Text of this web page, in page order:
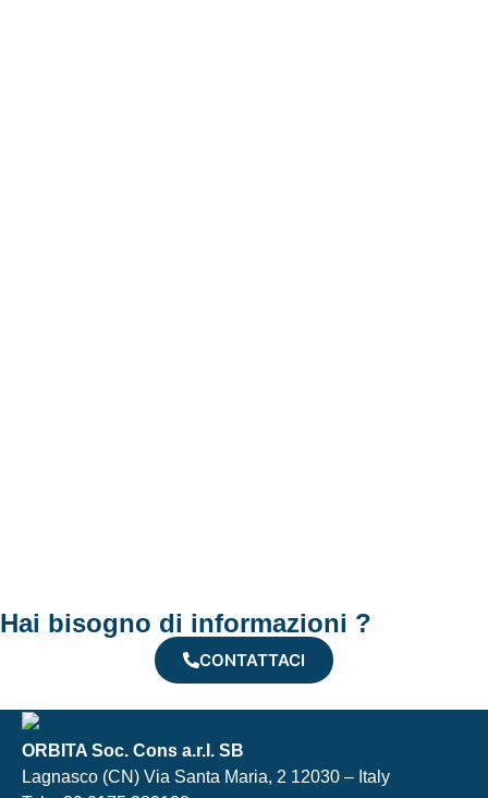
Hai bisogno di informazioni ?
CONTATTACI
ORBITA Soc. Cons a.r.l. SB
Lagnasco (CN) Via Santa Maria, 2 12030 – Italy